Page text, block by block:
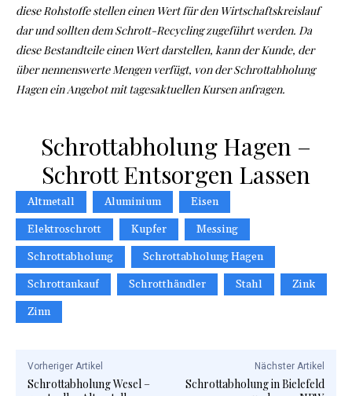
diese Rohstoffe stellen einen Wert für den Wirtschaftskreislauf
dar und sollten dem Schrott-Recycling zugeführt werden. Da
diese Bestandteile einen Wert darstellen, kann der Kunde, der
über nennenswerte Mengen verfügt, von der Schrottabholung
Hagen ein Angebot mit tagesaktuellen Kursen anfragen.
Schrottabholung Hagen –
Schrott Entsorgen Lassen
Altmetall Aluminium
Eisen
Elektroschrott
Kupfer
Messing
Schrottabholung
Schrottabholung Hagen
Schrottankauf
Schrotthändler Stahl
Zink
Zinn
Vorheriger Artikel
Schrottabholung Wesel –
Nächster Artikel
Schrottabholung in Bielefeld